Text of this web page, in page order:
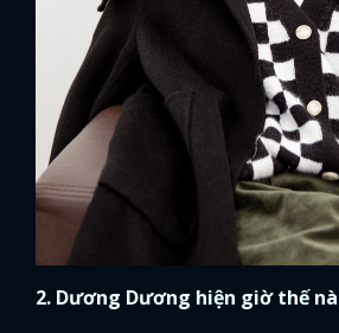
2. Dương Dương hiện giờ thế